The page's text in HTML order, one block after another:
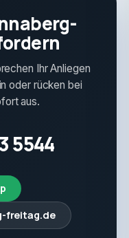
Ihr Anliegen
oder rücken bei
aus.
5544
freitag.de